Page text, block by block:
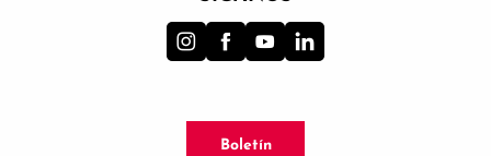
Boletín